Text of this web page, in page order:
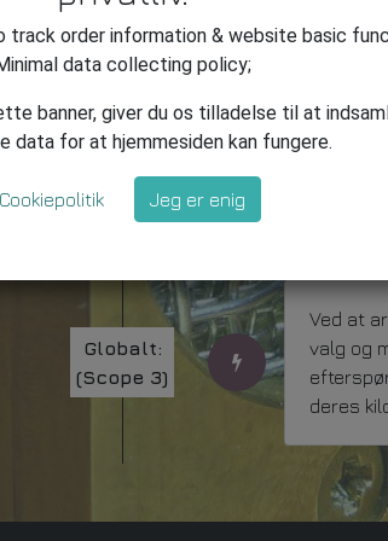
Mellem:
(Scope 2)
I
Zink,
Globalt:
(Scope 3)
Ved at
valg og
deres
track order information & website basic
data collecting policy;
banner, giver du os tilladelse til at
data for at hjemmesiden kan fungere.
Cookiepolitik Jeg er enig